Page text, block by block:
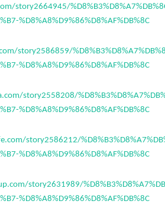
story2664945/
%D8%A8%D9%86%D8%AF%DB%8C
story2586859/
%D8%A8%D9%86%D8%AF%DB%8C
story2558208/
%D8%A8%D9%86%D8%AF%DB%8C
story2586212/
%D8%A8%D9%86%D8%AF%DB%8C
story2631989/
%D8%A8%D9%86%D8%AF%DB%8C